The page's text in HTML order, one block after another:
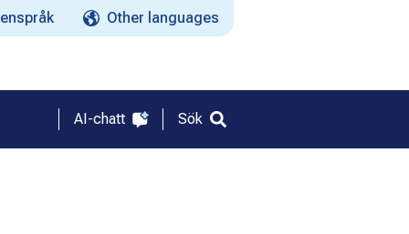
Other languages
AI-chatt Sök